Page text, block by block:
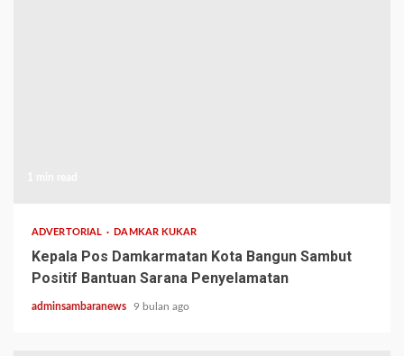
ADVERTORIAL DAMKAR KUKAR
Kepala Pos Damkarmatan Kota Bangun Sambut
Positif Bantuan Sarana Penyelamatan
adminsambaranews 9 bulan ago